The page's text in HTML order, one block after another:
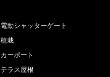
電動シャッターゲート
植栽
カーポート
テラス屋根